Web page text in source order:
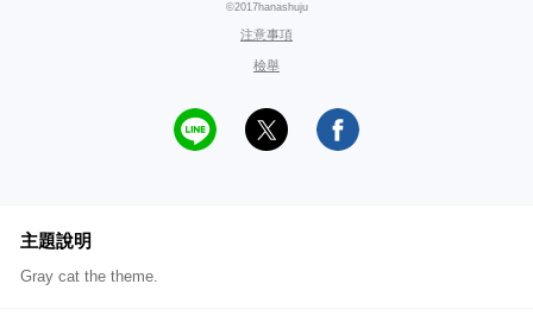
©2017hanashuju
注意事項
檢舉
主題說明
Gray cat the theme.